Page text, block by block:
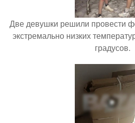
Две девушки решили провести
экстремально низких
градусов.